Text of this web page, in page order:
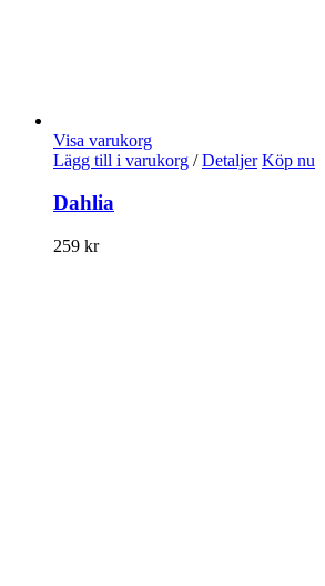
Visa varukorg
Lägg till i varukorg / Detaljer Köp nu
Dahlia
259 kr